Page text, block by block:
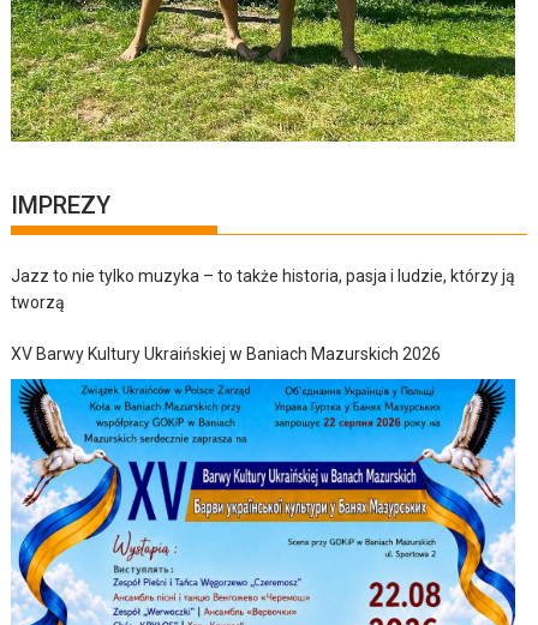
IMPREZY
Jazz to nie tylko muzyka – to także historia, pasja i ludzie, którzy ją
tworzą
XV Barwy Kultury Ukraińskiej w Baniach Mazurskich 2026